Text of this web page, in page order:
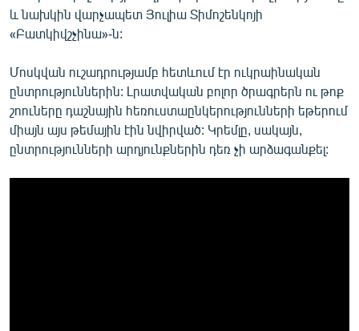
և նախկին վարչապետ Յուլիա Տիմոշենկոյի
«Բատկիվշչինա»-ն:
Մոսկվան ուշադրությամբ հետևում էր ուկրաինական
ընտրություններին: Լրատվական բոլոր ծրագրերն ու թոք
շոուները դաշնային հեռուստաընկերությունների եթերում
միայն այս թեմային էին նվիրված: Կրեմլը, սակայն,
ընտրությունների արդյունքներին դեռ չի արձագանքել: